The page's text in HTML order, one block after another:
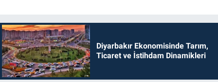
Diyarbakır Ekonomisinde Tarım,
Ticaret ve İstihdam Dinamikleri